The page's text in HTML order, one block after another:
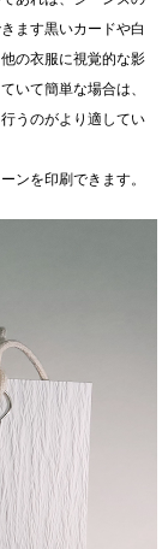
ます黒いカードや白
の衣服に視覚的な影
いて簡単な場合は、
うのがより適してい
ンを印刷できます。